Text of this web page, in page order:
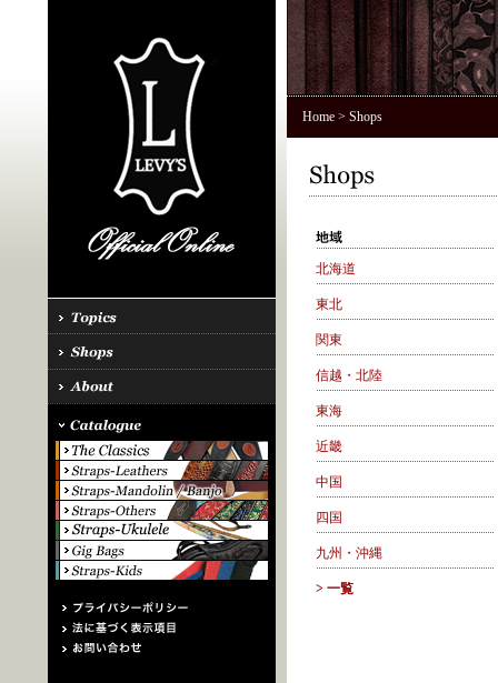
Home> Shops
北海道
東北
関東
信越・北陸
東海
近畿
中国
四国
九州・沖縄
> 一覧